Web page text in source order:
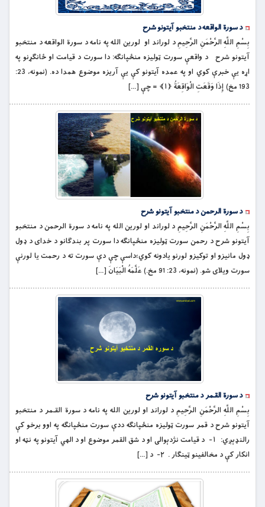
د سورة الواقعه د منتخبو آیتونو شرح
بِسْمِ اللَّهِ الرَّحْمَنِ الرَّحِيمِ د لوراند او لورين الله په نامه د سورة الواقعه د منتخبو
آیتونو شرح د واقعې سورت ټوليزه منځپانګه: دا سورت د قيامت او ځانګړنو په
اړه يې خبرې کوي او په عمده آيتونو کې يې آريزه موضوع همدا ده. (نمونه، 23:
193 مخ) إِذَا وَقَعَتِ الْوَاقِعَةُ ﴿۱﴾ = چې […]
د سورة الرحمن د منتخبو آیتونو شرح
بِسْمِ اللَّهِ الرَّحْمَنِ الرَّحِيمِ د لوراند او لورین الله په نامه د سورة الرحمن د منتخبو
آیتونو شرح د رحمن سورت ټوليزه منځپانګه دا سورت پر بندګانو د خداى د ډول
ډول مانيزو او توکیزو لورنو يادونه کوي؛داسې چې دې سورت ته د رحمت يا لورنې
سورت ويلاى شو. (نمونه، 23: 91 مخ.) عَلَّمَهُ الْبَيَانَ […]
د سورة القـمر د منتخبو آیتونو شرح
بِسْمِ اللَّهِ الرَّحْمَنِ الرَّحِيمِ د لوراند او لورين الله په نامه د سورة القـمر د منتخبو
آیتونو شرح د قمر سورت ټوليزه منځپانګه ددې سورت منځپانګه په اوو برخو کې
رالنډېږي: ١- د قيامت نژدېوالى او د شق القمر موضوع او د الهي آيتونو په نټه او
انکار کې د مخالفينو ټينګار . ٢- د […]